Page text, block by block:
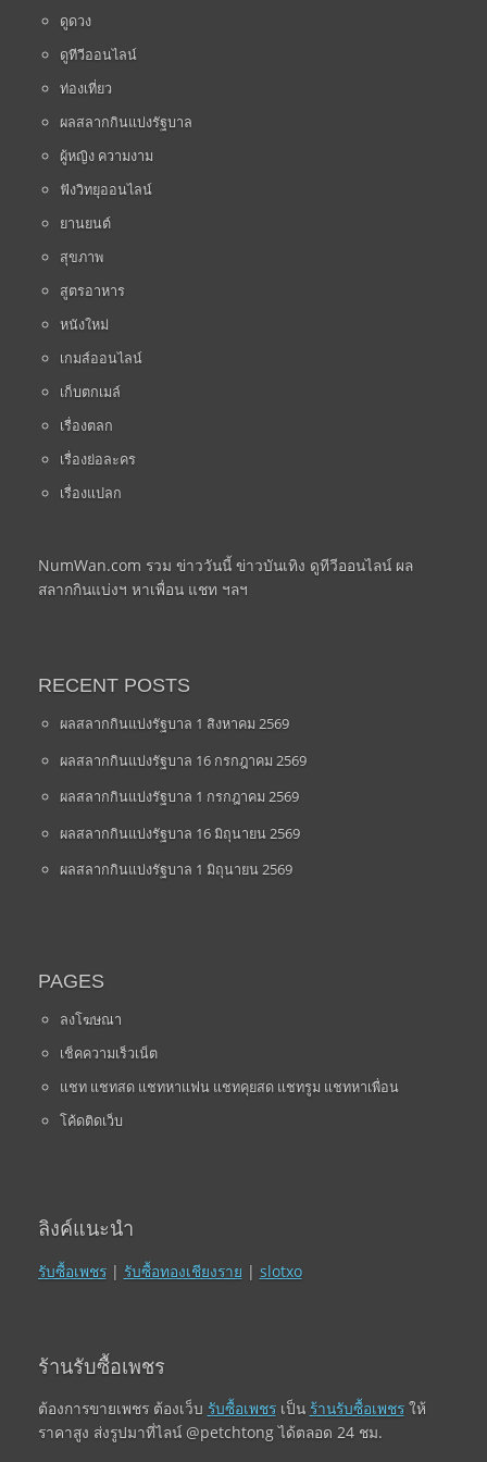
ดูดวง
ดูทีวีออนไลน์
ท่องเที่ยว
ผลสลากกินแบ่งรัฐบาล
ผู้หญิง ความงาม
ฟังวิทยุออนไลน์
ยานยนต์
สุขภาพ
สูตรอาหาร
หนังใหม่
เกมส์ออนไลน์
เก็บตกเมล์
เรื่องตลก
เรื่องย่อละคร
เรื่องแปลก
NumWan.com รวม ข่าววันนี้ ข่าวบันเทิง ดูทีวีออนไลน์ ผล
สลากกินแบ่งฯ หาเพื่อน แชท ฯลฯ
RECENT POSTS
ผลสลากกินแบ่งรัฐบาล 1 สิงหาคม 2569
ผลสลากกินแบ่งรัฐบาล 16 กรกฎาคม 2569
ผลสลากกินแบ่งรัฐบาล 1 กรกฎาคม 2569
ผลสลากกินแบ่งรัฐบาล 16 มิถุนายน 2569
ผลสลากกินแบ่งรัฐบาล 1 มิถุนายน 2569
PAGES
ลงโฆษณา
เช็คความเร็วเน็ต
แชท แชทสด แชทหาแฟน แชทคุยสด แชทรูม แชทหาเพื่อน
โค้ดติดเว็บ
ลิงค์แนะนำ
รับซื้อเพชร| รับซื้อทองเชียงราย | slotxo
ร้านรับซื้อเพชร
ต้องการขายเพชร ต้องเว็บ รับซื้อเพชรเป็น ร้านรับซื้อเพชรให้
ราคาสูง ส่งรูปมาที่ไลน์ @petchtong ได้ตลอด 24 ชม.